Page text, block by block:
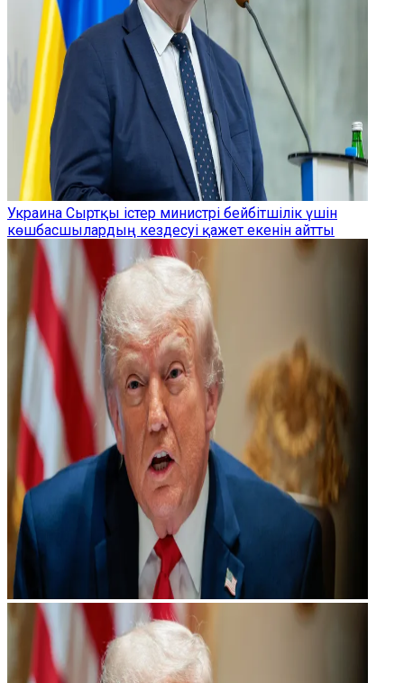
Украина Сыртқы істер министрі бейбітшілік үшін
көшбасшылардың кездесуі қажет екенін айтты